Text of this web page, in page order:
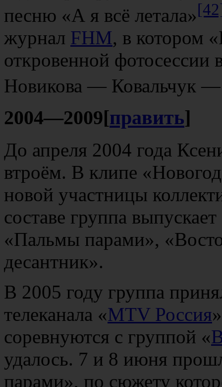
песню «А я всё летала»
журнал FHM, в котором
откровенной
Новикова — Ковальчук
2004—2009[править]
До апреля 2004 года
втроём. В клипе
новой участницы
составе группа
«Пальмы парами»,
десантник».
В 2005 году группа
телеканала «MTV Россия
соревнуются с группой «
удалось. 7 и 8 июня
парами», по сюжету